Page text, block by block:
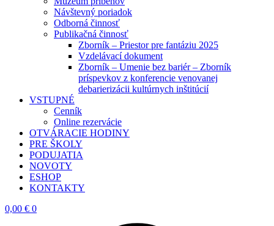
Návštevný poriadok
Odborná činnosť
Publikačná činnosť
Zborník – Priestor pre fantáziu 2025
Vzdelávací dokument
Zborník – Umenie bez bariér – Zborník
príspevkov z konferencie venovanej
debarierizácii kultúrnych inštitúcií
VSTUPNÉ
Cenník
Online rezervácie
OTVÁRACIE HODINY
PRE ŠKOLY
PODUJATIA
NOVOTY
ESHOP
KONTAKTY
0,00 € 0